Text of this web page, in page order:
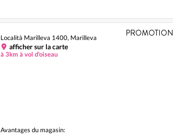
Località Marilleva 1400, Marilleva
afficher sur la carte
à 3km à vol d'oiseau
Avantages du magasin:
PROMOTION